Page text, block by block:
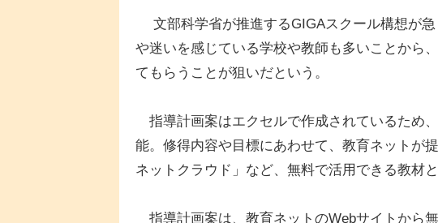
文部科学省が推進するGIGAスクール構想が
や迷いを感じている学校や教師も多いことから
てもらうことが狙いだという。
指導計画案はエクセルで作成されているため
能。修得内容や目標にあわせて、教育ネットが
ネットクラウド」など、無料で活用できる教材
指導計画案は、教育ネットのWebサイトから